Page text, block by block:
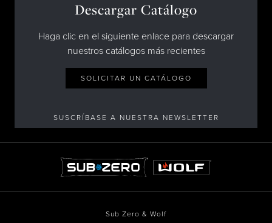
Descargar Catálogo
Haga clic en el siguiente enlace para descargar
nuestros catálogos más recientes
SOLICITAR UN CATÁLOGO
SUSCRÍBASE A NUESTRA NEWSLETTER
Sub Zero & Wolf